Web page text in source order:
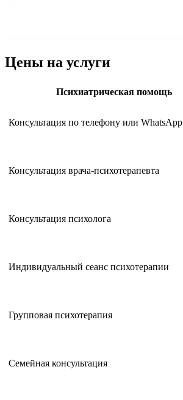
Цены на услуги
Психиатрическая помощь
Консультация по телефону или WhatsApp
Консультация врача-психотерапевта
Консультация психолога
Индивидуальный сеанс психотерапии
Групповая психотерапия
Семейная консультация